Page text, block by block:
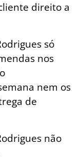
direito a
só
nos
nem os
de
não